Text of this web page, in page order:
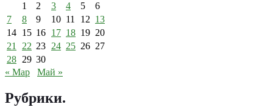
1
2 3 4 5
6
7
8 9 10 11 12 13
14 15 16 17 18 19 20
21 22 23 24 25 26 27
28 29 30
« Мар
Май »
Рубрики.